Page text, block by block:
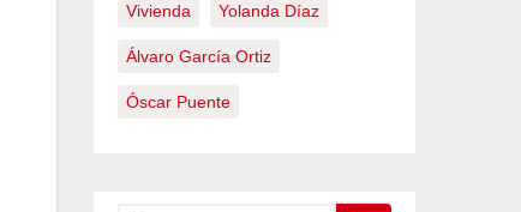
Vivienda Yolanda Díaz
Álvaro García Ortiz
Óscar Puente